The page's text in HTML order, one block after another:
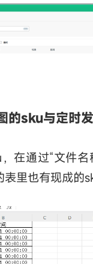
的sku与定时
在通过“文件
里也有现成的